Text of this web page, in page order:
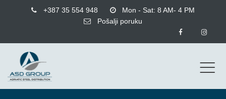
+387 35 554 948
Mon - Sat: 8 AM- 4 PM
Pošalji poruku